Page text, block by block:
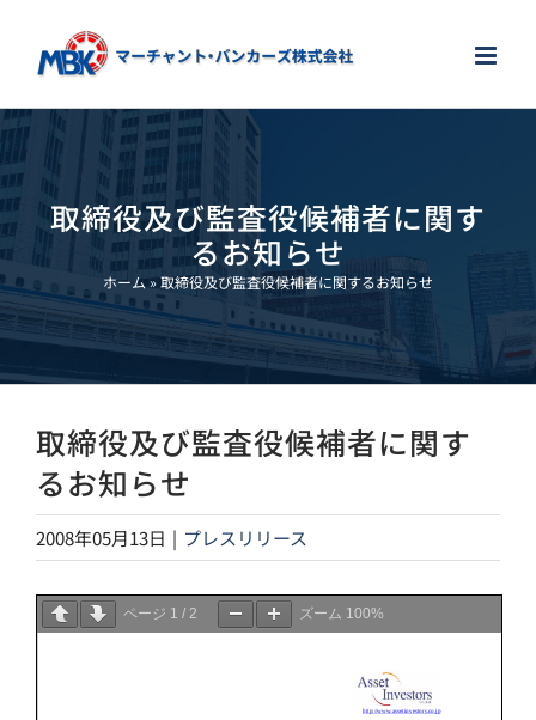
content
取締役及び監査役候補者に関す
るお知らせ
ホーム»取締役及び監査役候補者に関するお知らせ
取締役及び監査役候補者に関す
るお知らせ
2008年05月13日 | プレスリリース
ページ 1 / 2 ズーム 100%